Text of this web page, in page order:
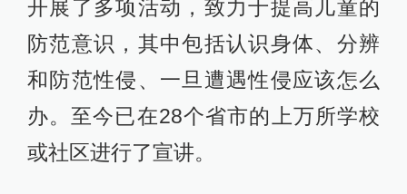
开展了多项活动，致力于提高儿童的
防范意识，其中包括认识身体、分辨
和防范性侵、一旦遭遇性侵应该怎么
办。至今已在28个省市的上万所学校
或社区进行了宣讲。